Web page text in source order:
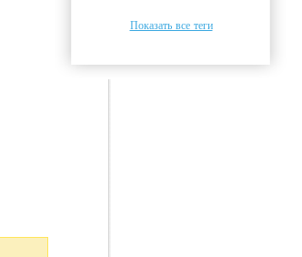
Показать все теги